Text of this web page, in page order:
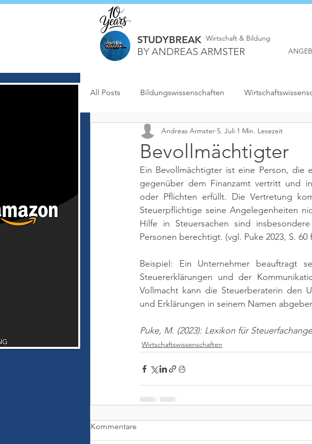
STUDYBREAK
BY ANDREAS ARMSTER
Wirtschaft & Bildung
All Posts Bildungswissenschaften
Bevollmächtigter
Andreas Armster 5. Juli 1 Min. Lesezeit
Ein Bevollmächtigter ist eine Person, die
gegenüber dem Finanzamt vertritt und
oder Pflichten erfüllt. Die Vertretung
Steuerpflichtige seine Angelegenheiten
Hilfe in Steuersachen sind
Personen berechtigt. (vgl. Puke 2023, S. 60
Beispiel: Ein Unternehmer beauftragt
Steuererklärungen und der
Vollmacht kann die Steuerberaterin den
und Erklärungen in seinem Namen
Puke, M. (2023): Lexikon für
Wirtschaftswissenschaften
Kommentare